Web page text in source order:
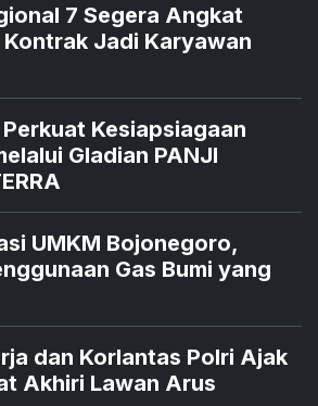
7 Segera Angkat
Jadi Karyawan
Kesiapsiagaan
Gladian PANJI
UMKM Bojonegoro,
Gas Bumi yang
dan Korlantas Polri Ajak
Akhiri Lawan Arus